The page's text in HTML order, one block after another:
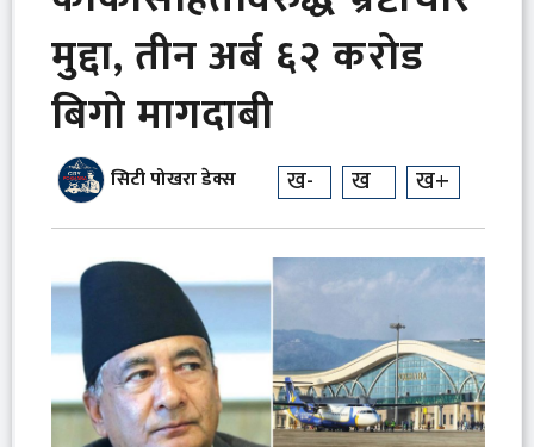
मुद्दा, तीन अर्ब ६२ करोड
बिगो मागदाबी
सिटी पोखरा डेक्स ख- ख ख+